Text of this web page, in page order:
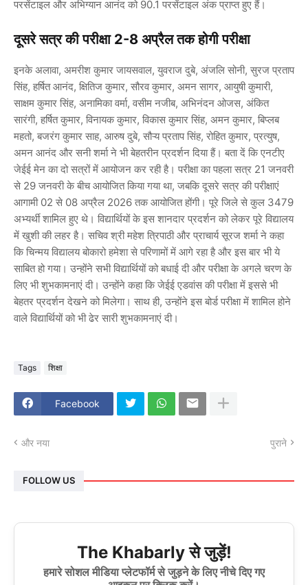
परसेंटाइल और अभिग्यान आनंद को 90.1 परसेंटाइल अंक प्राप्त हुए हैं।
दूसरे सत्र की परीक्षा 2-8 अप्रैल तक होगी परीक्षा
इनके अलावा, अमरीश कुमार जायसवाल, युवराज दुबे, अंजलि सोनी, सुरज प्रताप
सिंह, हर्षित आनंद, क्षितिज कुमार, सौरव कुमार, अमन सागर, आयुषी कुमारी,
साक्षम कुमार सिंह, अनामिका वर्मा, वसीम नजीब, अभिनंदन ओजस, अंकित
सारंगी, हर्षित कुमार, विनायक कुमार, विकास कुमार सिंह, अमन कुमार, बिप्लब
महतो, बजरंग कुमार साह, आरुष दुबे, सौऱ्य प्रताप सिंह, रोहित कुमार, प्रत्युष,
अमन आनंद और सनी शर्मा ने भी बेहतरीन प्रदर्शन दिया हैं। बता दें कि एनटीए
जेईई मेन का दो सत्रों में आयोजन कर रही है। परीक्षा का पहला सत्र 21 जनवरी
से 29 जनवरी के बीच आयोजित किया गया था, जबकि दूसरे सत्र की परीक्षाएं
आगामी 02 से 08 अप्रैल 2026 तक आयोजित होंगी। पूरे जिले से कुल 3479
अभ्यर्थी शामिल हुए थे। विद्यार्थियों के इस शानदार प्रदर्शन को लेकर पूरे विद्यालय
में खुशी की लहर है। सचिव श्री महेश त्रिपाठी और प्राचार्य सूरज शर्मा ने कहा
कि चिन्मय विद्यालय बोकारो हमेशा से परिणामों में आगे रहा है और इस बार भी ये
साबित हो गया। उन्होंने सभी विद्यार्थियों को बधाई दी और परीक्षा के अगले चरण के
लिए भी शुभकामनाएं दी। उन्होंने कहा कि जेईई एडवांस की परीक्षा में इससे भी
बेहतर प्रदर्शन देखने को मिलेगा। साथ ही, उन्होंने इस बोर्ड परीक्षा में शामिल होने
वाले विद्यार्थियों को भी ढेर सारी शुभकामनाएं दी।
Tags शिक्षा
Facebook
और नया पुराने
FOLLOW US
The Khabarly से जुड़ें!
हमारे सोशल मीडिया प्लेटफॉर्म से जुड़ने के लिए नीचे दिए गए